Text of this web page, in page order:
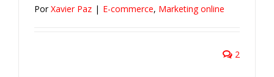
PorXavier Paz | E-commerce, Marketing online
2